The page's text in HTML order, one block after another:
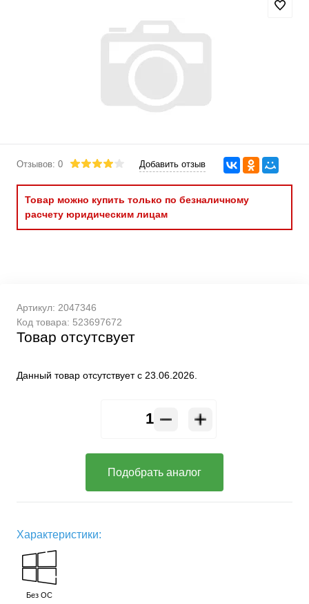
Отзывов: 0 Добавить отзыв
Товар можно купить только по безналичному
расчету юридическим лицам
Артикул: 2047346
Код товара: 523697672
Товар отсутсвует
Данный товар отсутствует с 23.06.2026.
Подобрать аналог
Характеристики:
Без ОС